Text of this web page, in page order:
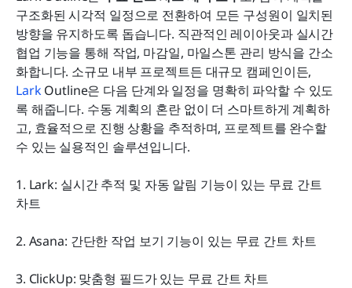
구조화된 시각적 일정으로 전환하여 모든 구성원이 일치된
방향을 유지하도록 돕습니다. 직관적인 레이아웃과 실시간
협업 기능을 통해 작업, 마감일, 마일스톤 관리 방식을 간소
Lark Outline은 다음 단계와 일정을 명확히 파악할 수 있도
록 해줍니다. 수동 계획의 혼란 없이 더 스마트하게 계획하
고, 효율적으로 진행 상황을 추적하며, 프로젝트를 완수할
수 있는 실용적인 솔루션입니다.
1. Lark: 실시간 추적 및 자동 알림 기능이 있는 무료 간트
차트
2. Asana: 간단한 작업 보기 기능이 있는 무료 간트 차트
3. ClickUp: 맞춤형 필드가 있는 무료 간트 차트
무료 간트 차트 제작기를 최대한 활용하는 방법
결론
자주 묻는 질문
관련 읽기